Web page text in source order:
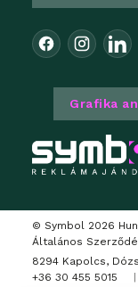
Grafika
© Symbol 2026
Általános
8294 Kapolcs,
+36 30 455 5015
|